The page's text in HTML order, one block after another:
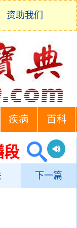
资助我们
疾病 百科
段
下一篇